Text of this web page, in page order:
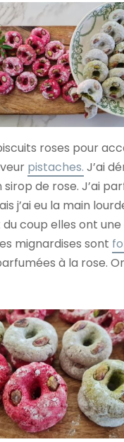
roses pour
pistaches. J’ai
de rose. J’ai
j’ai eu la main
coup elles ont
mignardises sont
à la rose.